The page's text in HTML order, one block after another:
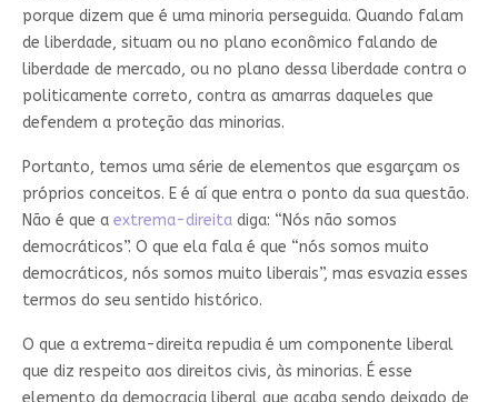
porque dizem que é uma minoria perseguida. Quando falam
de liberdade, situam ou no plano econômico falando de
liberdade de mercado, ou no plano dessa liberdade contra o
politicamente correto, contra as amarras daqueles que
defendem a proteção das minorias.
Portanto, temos uma série de elementos que esgarçam os
próprios conceitos. E é aí que entra o ponto da sua questão.
Não é que a extrema-direitadiga: “Nós não somos
democráticos”. O que ela fala é que “nós somos muito
democráticos, nós somos muito liberais”, mas esvazia esses
termos do seu sentido histórico.
O que a extrema-direita repudia é um componente liberal
que diz respeito aos direitos civis, às minorias. É esse
elemento da democracia liberal que acaba sendo deixado de